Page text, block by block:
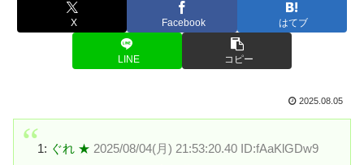
X Facebook はてブ
LINE コピー
2025.08.05
1: ぐれ ★ 2025/08/04(月) 21:53:20.40 ID:fAaKlGDw9